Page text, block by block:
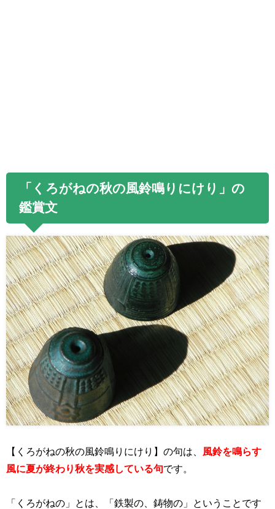
「くろがねの秋の風鈴鳴りにけり」の
鑑賞文
【くろがねの秋の風鈴鳴りにけり】の句は、 風鈴を鳴らす
風に夏が終わり秋を実感している句です。
「くろがねの」とは、「鉄製の、鋳物の」ということです